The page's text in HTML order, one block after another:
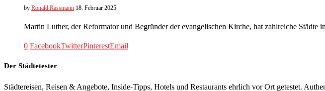
by Ronald Rassmann 18. Februar 2025
Martin Luther, der Reformator und Begründer der evangelischen Kirche, hat zahlreiche
0 FacebookTwitterPinterestEmail
Der Städtetester
Städtereisen, Reisen & Angebote, Inside-Tipps, Hotels und Restaurants ehrlich vor Ort getestet.